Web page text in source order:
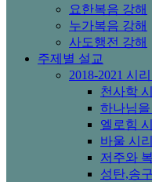
요한복음 강해
누가복음 강해
사도행전 강해
주제별 설교
2018-2021 시
천사학
하나님
엘로힘
바울 시
저주와
성탄,송